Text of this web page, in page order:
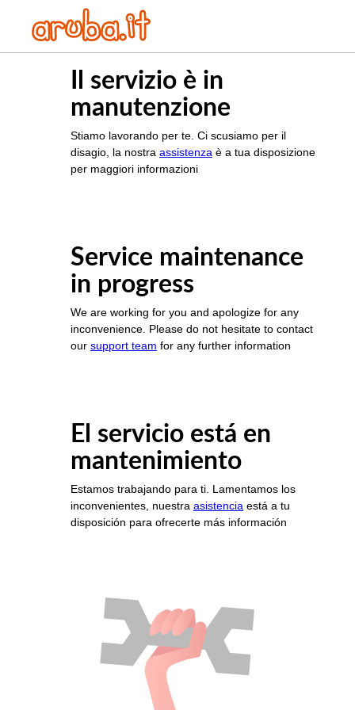
Il servizio è in
manutenzione
Stiamo lavorando per te. Ci scusiamo per il
disagio, la nostra assistenza è a tua disposizione
per maggiori informazioni
Service maintenance
in progress
We are working for you and apologize for any
inconvenience. Please do not hesitate to contact
our support team for any further information
El servicio está en
mantenimiento
Estamos trabajando para ti. Lamentamos los
inconvenientes, nuestra asistencia está a tu
disposición para ofrecerte más información